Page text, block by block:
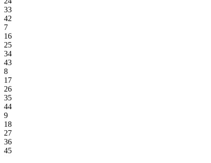
33
42
7
16
25
34
43
8
17
26
35
44
9
18
27
36
45